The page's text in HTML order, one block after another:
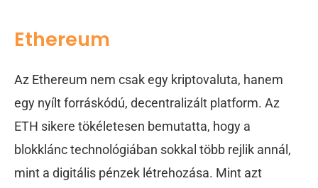
Ethereum
Az Ethereum nem csak egy kriptovaluta, hanem
egy nyílt forráskódú, decentralizált platform. Az
ETH sikere tökéletesen bemutatta, hogy a
blokklánc technológiában sokkal több rejlik annál,
mint a digitális pénzek létrehozása. Mint azt